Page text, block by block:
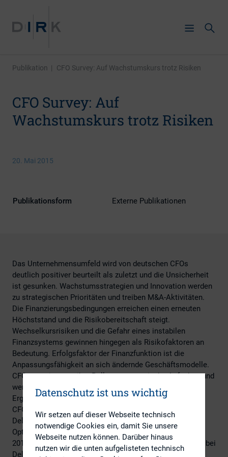
Publikation | CFO Survey: Auf Wachstumskurs trotz Risiken
CFO Survey: Auf
Wachstumskurs trotz Risiken
20. Mai 2015
Publikationsform Externe Publikationen
Das Unternehmensumfeld wird von deutschen CFOs
deutlich positiver beurteilt als zuletzt und die Unsicherheit
ist gesunken. Wachstumsstrategien und Innovation werden
zu strategischen Prioritäten und treiben M&A-Aktivitäten.
Die Finanzierungsbedingungen erreichen einen erneuten
Höchststand und die Risikobereitschaft steigt.
Wechselkursrisiken und die Gefahr eines instabilen
Finanzsystems gewinnen hingegen als Risikofaktoren an
Bedeutung. Erfolgsfaktor der Finanzfunktion ist die
Anpassungsfähigkeit an sich ändernde Geschäftsmodelle.
CFOs erweitern so ihre Rolle um strategische Aufgaben und
werden zu wichtigen Businesspartnern. Dies sind
Ergebnisse des siebten Deloitte CFO Survey, an dem 150
CFOs deutscher Großunternehmen teilnahmen. „Der
Deloitte CFO Confidence Index zeigt eine Rückkehr des
Optimismus und erreicht seinen zweithöchsten Wert seit
2012“, sagt Rolf Epstein, Partner und Leiter CFO Services bei
Deloitte. „Die Beurteilung des und die
Datenschutz ist uns wichtig
Wir setzen auf dieser Webseite technisch
notwendige Cookies ein, damit Sie unsere
Webseite nutzen können. Darüber hinaus
nutzen wir die unten aufgelisteten technisch